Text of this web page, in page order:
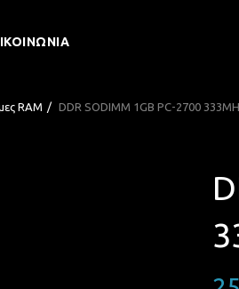
RAM DDR SODIMM 1GB PC-2700